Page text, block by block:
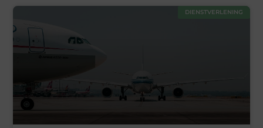
DIENSTVERLENING